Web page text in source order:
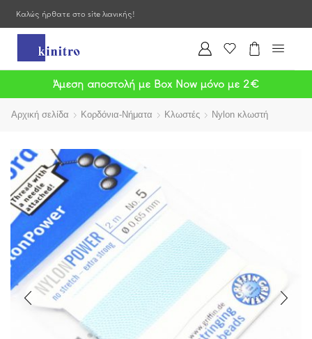
Καλώς ήρθατε στο site λιανικής!
Άμεση αποστολή με Box Now μόνο με 2€
Αρχική σελίδα Κορδόνια-Νήματα Κλωστές Nylon κλωστή